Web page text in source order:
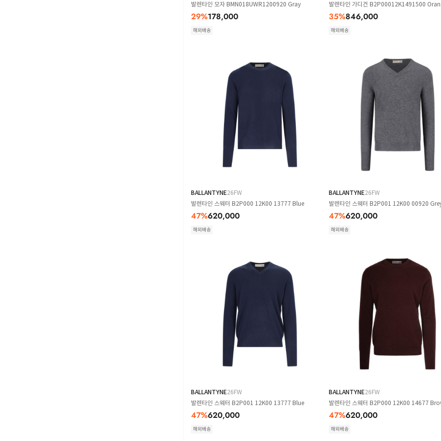
발렌타인 모자 BMN018UWR1200920 Gray
29%178,000
해외배송
발렌타인 가디건 B2P00012K1491500
35%846,000
해외배송
BALLANTYNE26FW
발렌타인 스웨터 B2P000 12K00 13777 Blue
47%620,000
해외배송
BALLANTYNE26FW
발렌타인 스웨터 B2P001 12K00 00920
47%620,000
해외배송
BALLANTYNE26FW
발렌타인 스웨터 B2P001 12K00 13777 Blue
47%620,000
해외배송
BALLANTYNE26FW
발렌타인 스웨터 B2P000 12K00 14677
47%620,000
해외배송